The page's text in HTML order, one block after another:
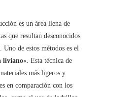
es un área llena de
que resultan desconocidos
Uno de estos métodos es el
liviano«. Esta técnica de
más ligeros y
en comparación con los